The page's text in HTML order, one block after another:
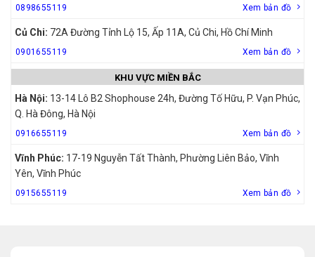
0898655119 Xem bản đồ
Củ Chi: 72A Đường Tỉnh Lộ 15, Ấp 11A, Củ Chi, Hồ Chí Minh
0901655119 Xem bản đồ
KHU VỰC MIỀN BẮC
Hà Nội: 13-14 Lô B2 Shophouse 24h, Đường Tố Hữu, P. Vạn Phúc,
Q. Hà Đông, Hà Nội
0916655119 Xem bản đồ
Vĩnh Phúc: 17-19 Nguyễn Tất Thành, Phường Liên Bảo, Vĩnh
Yên, Vĩnh Phúc
0915655119 Xem bản đồ